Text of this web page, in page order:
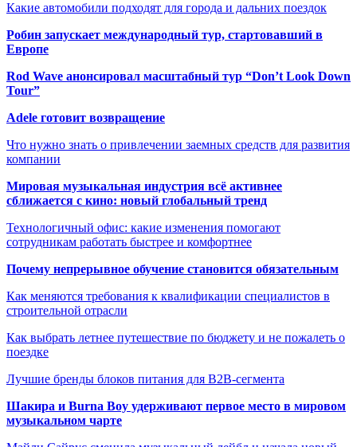
Какие автомобили подходят для города и дальних поездок
Робин запускает международный тур, стартовавший в
Европе
Rod Wave анонсировал масштабный тур “Don’t Look Down
Tour”
Adele готовит возвращение
Что нужно знать о привлечении заемных средств для развития
компании
Мировая музыкальная индустрия всё активнее
сближается с кино: новый глобальный тренд
Технологичный офис: какие изменения помогают
сотрудникам работать быстрее и комфортнее
Почему непрерывное обучение становится обязательным
Как меняются требования к квалификации специалистов в
строительной отрасли
Как выбрать летнее путешествие по бюджету и не пожалеть о
поездке
Лучшие бренды блоков питания для B2B-сегмента
Шакира и Burna Boy удерживают первое место в мировом
музыкальном чарте